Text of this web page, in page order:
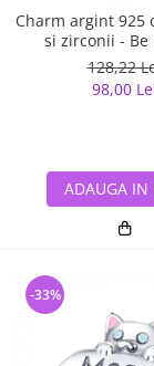
Charm argint 925
si zirconii - Be
PST0143
128,22
98,00
ADAUGA IN
-33%